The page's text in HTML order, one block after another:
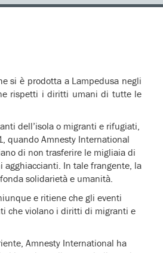
si è prodotta a Lampedusa negli
rispetti i diritti umani di tutte le
dell’isola o migranti e rifugiati,
quando Amnesty International
di non trasferire le migliaia di
In tale frangente, la
solidarietà e umanità.
e ritiene che gli eventi
che violano i diritti di migranti e
Amnesty International ha